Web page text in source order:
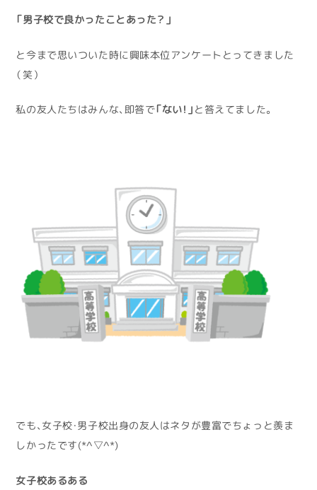
「男子校で良かったことあった？」
と今まで思いついた時に興味本位アンケートとってきました
（笑）
私の友人たちはみんな、即答で 「ない！」 と答えてました。
でも、女子校・男子校出身の友人はネタが豊富でちょっと羨ま
しかったです(*^▽^*)
女子校あるある